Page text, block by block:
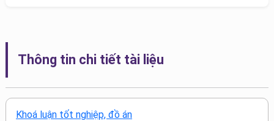
Thông tin chi tiết tài liệu
Khoá luận tốt nghiệp, đồ án